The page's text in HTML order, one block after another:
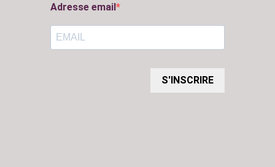
Adresse email
S'INSCRIRE